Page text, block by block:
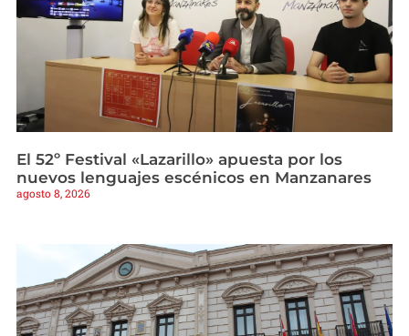
El 52º Festival «Lazarillo» apuesta por los
nuevos lenguajes escénicos en Manzanares
agosto 8, 2026